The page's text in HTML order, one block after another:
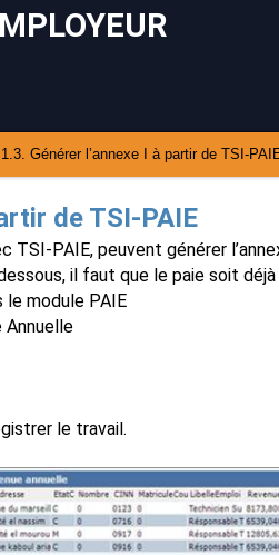
1.3. Générer l’annexe I à partir de TSI-
de TSI-PAIE
TSI-PAIE, peuvent générer
il faut que le paie soit
module PAIE
le travail.